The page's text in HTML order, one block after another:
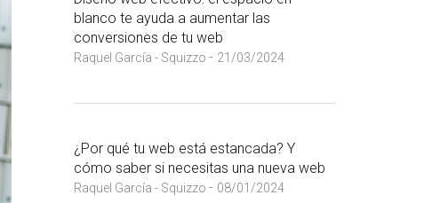
blanco te ayuda a aumentar las
conversiones de tu web
Raquel García - Squizzo - 21/03/2024
¿Por qué tu web está estancada? Y
cómo saber si necesitas una nueva web
Raquel García - Squizzo - 08/01/2024